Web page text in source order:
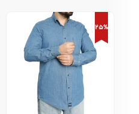
25%